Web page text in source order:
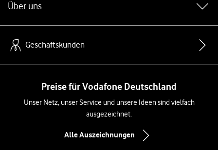
Über uns
Geschäftskunden
Preise für Vodafone Deutschland
Unser Netz, unser Service und unsere Ideen sind vielfach
ausgezeichnet.
Alle Auszeichnungen